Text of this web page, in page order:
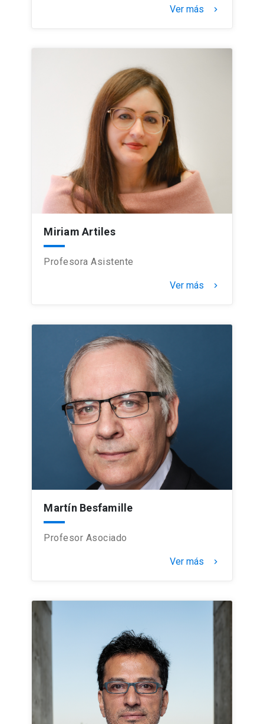
Ver más keyboard_arrow_right
Miriam Artiles
Profesora Asistente
Ver más keyboard_arrow_right
Martín Besfamille
Profesor Asociado
Ver más keyboard_arrow_right